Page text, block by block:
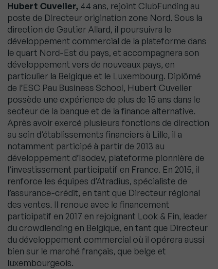
Hubert Cuvelier, 44 ans, rejoint ClubFunding au
poste de Directeur origination zone Nord. Sous la
direction de Gautier Allard, il poursuivra le
développement commercial de la plateforme dans
le quart Nord-Est du pays, et accompagnera son
développement vers de nouveaux pays, en
particulier la Belgique et le Luxembourg. Diplômé
de l’ESC Pau Business School, Hubert Cuvelier
possède une expérience de plus de 15 ans dans le
secteur de la banque et de la finance alternative.
Après avoir exercé plusieurs fonctions de direction
au sein d’établissements financiers à Lille, il a
notamment participé à partir de 2013 au
développement d’Isodev, plateforme pionnière de
l’investissement participatif en France. En 2015, il
renforce les équipes d’Atradius, spécialiste de
l’assurance-crédit, en tant que Directeur régional
des ventes. Il renoue avec le financement
participatif en 2017 en rejoignant Look & Fin, leader
du crowdlending en Belgique, en tant que Directeur
du développement commercial où il opérera aussi
bien sur le marché français, que belge et
luxembourgeois.